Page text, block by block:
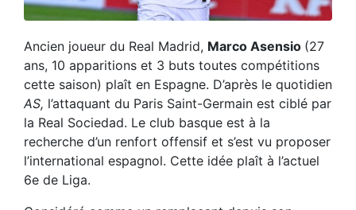
Ancien joueur du Real Madrid, Marco Asensio (27
ans, 10 apparitions et 3 buts toutes compétitions
cette saison) plaît en Espagne. D’après le quotidien
AS, l’attaquant du Paris Saint-Germain est ciblé par
la Real Sociedad. Le club basque est à la
recherche d’un renfort offensif et s’est vu proposer
l’international espagnol. Cette idée plaît à l’actuel
6e de Liga.